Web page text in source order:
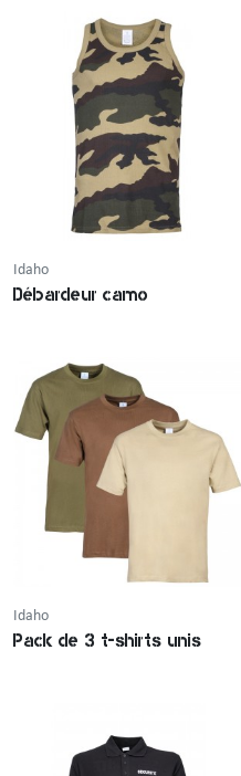
Idaho
Débardeur camo
Idaho
Pack de 3 t-shirts unis